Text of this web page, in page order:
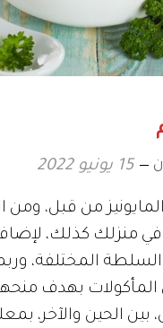
15 يونيو 2022
من قبل، ومن
منزلك كذلك،
السلطة المختلفة،
المأكولات بهدف
الحين والآخر،